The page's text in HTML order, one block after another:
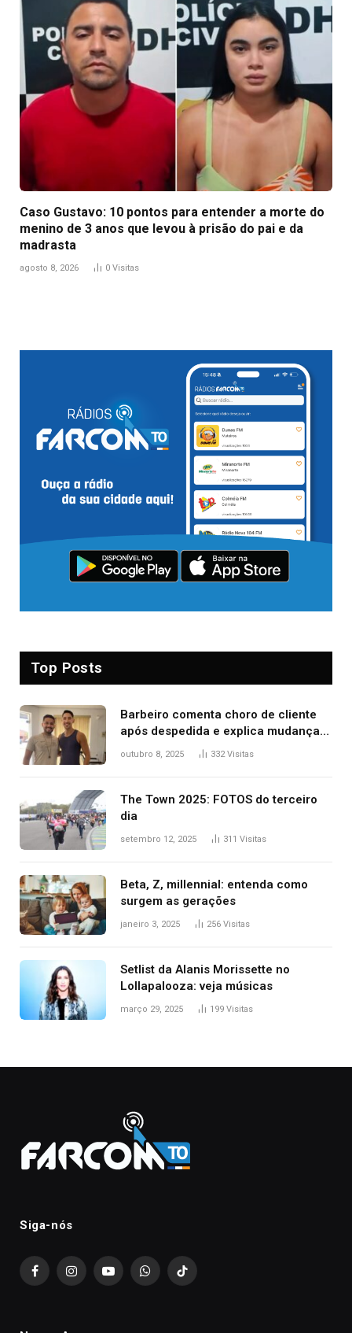
Caso Gustavo: 10 pontos para entender a morte do
menino de 3 anos que levou à prisão do pai e da
madrasta
agosto 8, 2026 0 Visitas
Top Posts
Barbeiro comenta choro de cliente
após despedida e explica mudança
para o TO: ‘Não esperava atingir
outubro 8, 2025 332Visitas
The Town 2025: FOTOS do terceiro
dia
setembro 12, 2025 311 Visitas
Beta, Z, millennial: entenda como
surgem as gerações
janeiro 3, 2025 256 Visitas
Setlist da Alanis Morissette no
Lollapalooza: veja músicas
março 29, 2025 199 Visitas
Siga-nós
FacebookInstagramYouTubeWhatsAppTikTok